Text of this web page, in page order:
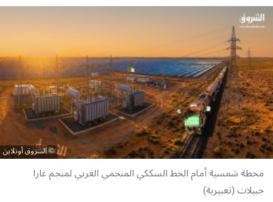
الشروق أونلاين
محطة شمسية أمام الخط السككي المنجمي الغربي لمنجم غارا
جبيلات (تعبيرية)